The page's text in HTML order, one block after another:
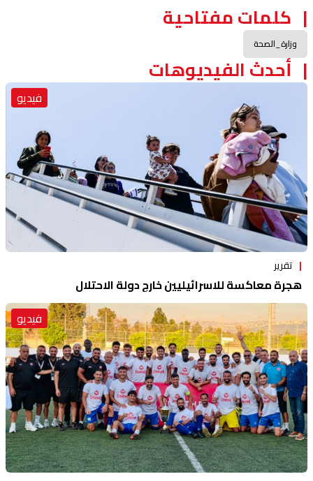
كلمات مفتاحية
وزارة_الصحة
أحدث الفيديوهات
فيديو
تقرير
هجرة معاكسة للاسرائيليين خارج دولة الاحتلال
فيديو